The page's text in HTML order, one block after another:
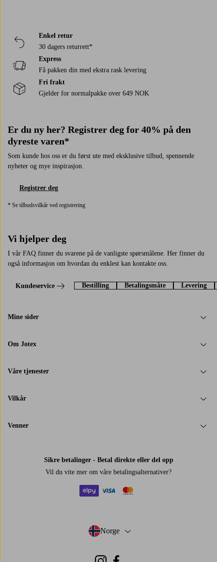
Enkel retur
30 dagers returrett*
Express
Få pakken din med ekstra rask levering
Fri frakt
Gjelder for normalpakke over 649 NOK
Er du ny her? Registrer deg for 40% på den
dyreste varen*
Som kunde hos oss er du først ute med eksklusive tilbud, spennende
nyheter og mye inspirasjon.
Registrer deg
* Se tilbudsvilkår ved registrering
Vi hjelper deg
I vår FAQ finner du svarene på de vanligste spørsmålene. Her finner du
også informasjon om hvordan du enklest kan kontakte oss.
Kundeservice Bestilling Betalingsmåte Levering
Mine sider
Om Jotex
Våre tjenester
Vilkår
Venner
Sikre betalinger - Betal direkte eller del opp
Vil du vite mer om våre betalingsalternativer?
Norge
- Velg land